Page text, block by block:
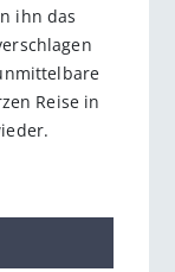
ihn das
Reise in